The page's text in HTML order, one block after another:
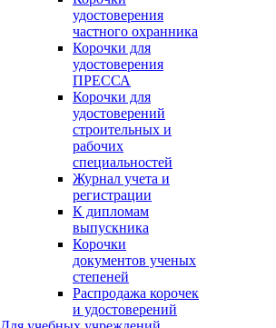
удостоверения
частного охранника
Корочки для
удостоверения
ПРЕССА
Корочки для
удостоверений
строительных и
рабочих
специальностей
Журнал учета и
регистрации
К дипломам
выпускника
Корочки
документов ученых
степеней
Распродажа корочек
и удостоверений